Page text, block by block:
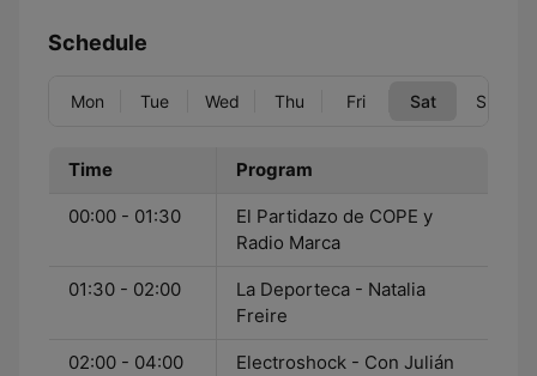
Schedule
Mon Tue Wed Thu Fri Sat Sun
Time Program
00:00 - 01:30
El Partidazo de COPE y
Radio Marca
01:30 - 02:00
La Deporteca - Natalia
Freire
02:00 - 04:00
Electroshock - Con Julián